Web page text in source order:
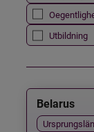
Utbildning
Belarus